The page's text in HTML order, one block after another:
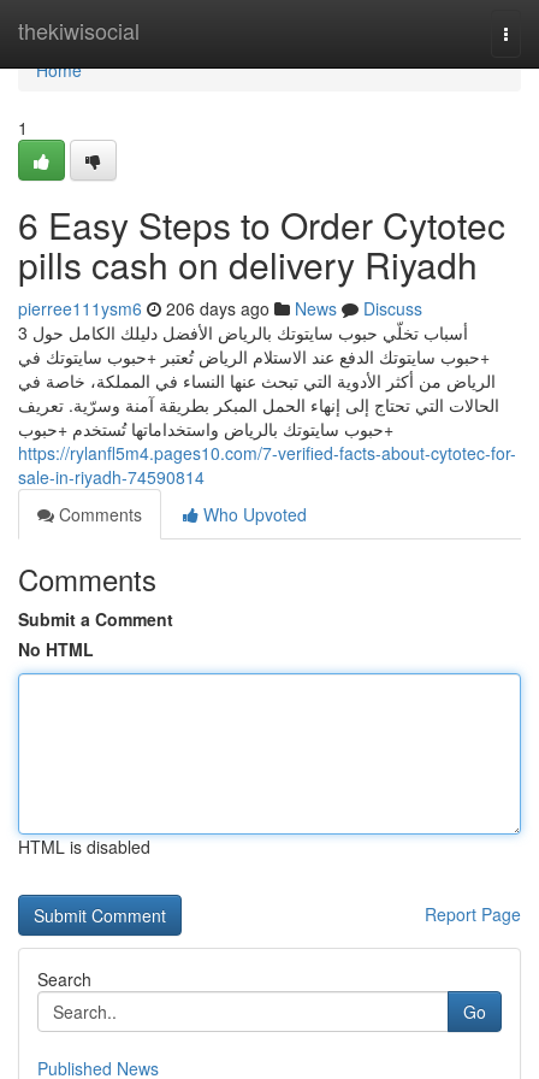
thekiwisocial
Home
Home
1
6 Easy Steps to Order Cytotec
pills cash on delivery Riyadh
pierree111ysm6 206 days ago News
Discuss
3 أسباب تخلّي حبوب سايتوتك بالرياض الأفضل دليلك الكامل حول
+حبوب سايتوتك الدفع عند الاستلام الرياض تُعتبر +حبوب سايتوتك في
الرياض من أكثر الأدوية التي تبحث عنها النساء في المملكة، خاصة في
الحالات التي تحتاج إلى إنهاء الحمل المبكر بطريقة آمنة وسرّية. تعريف
+حبوب سايتوتك بالرياض واستخداماتها تُستخدم +حبوب
https://rylanfl5m4.pages10.com/7-verified-facts-about-cytotec-for-
sale-in-riyadh-74590814
Comments
Who Upvoted
Comments
Submit a Comment
No HTML
HTML is disabled
Report Page
Search
Go
Published News